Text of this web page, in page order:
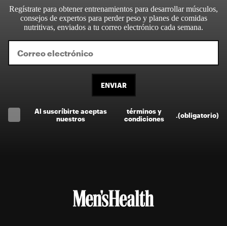
Regístrate para obtener entrenamientos para desarrollar músculos,
consejos de expertos para perder peso y planes de comidas
nutritivas, enviados a tu correo electrónico cada semana.
ENVIAR
Al suscríbirte aceptas
nuestros
términos y
condiciones
(obligatorio)